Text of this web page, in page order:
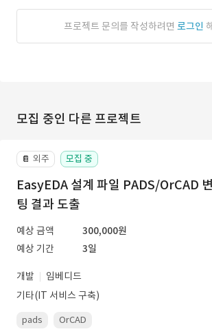
프로젝트 문의를 작성하려면 로그인
모집 중인 다른 프로젝트
📔 외주 모집 중
EasyEDA 설계 파일 PADS/OrCAD
팅 결과 도출
예상 금액
300,000원
예상 기간
3일
개발
임베디드
기타(IT 서비스 구축)
pads OrCAD